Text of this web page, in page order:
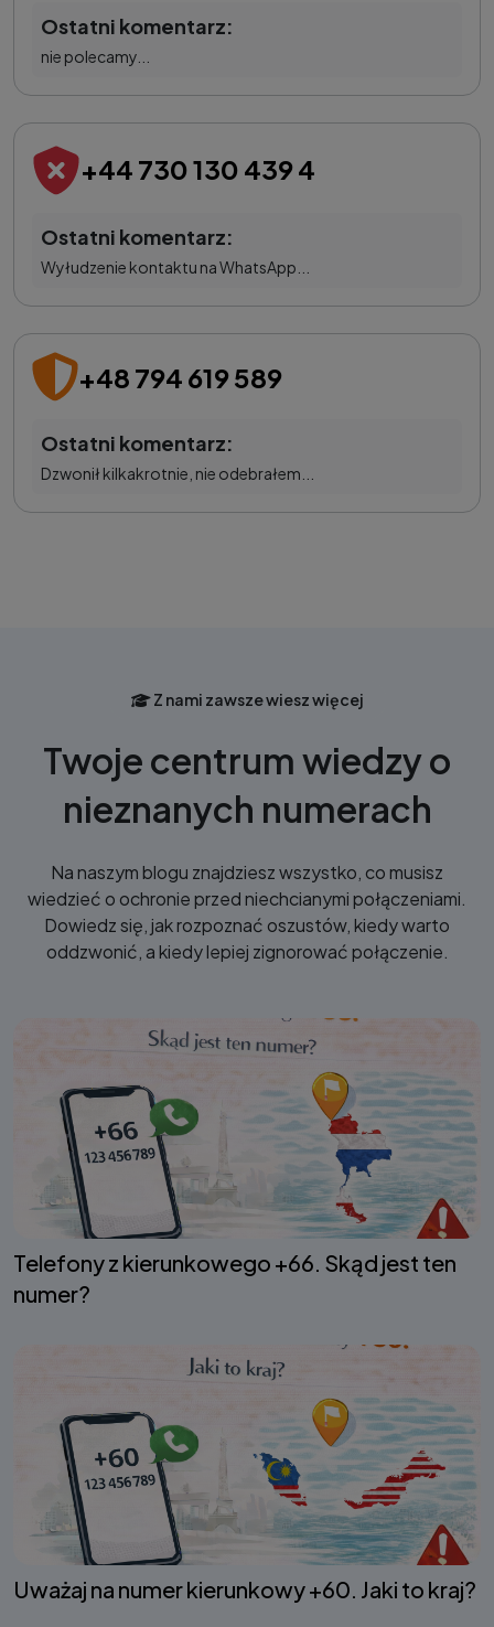
Ostatni komentarz:
nie polecamy...
+44 730 130 439 4
Ostatni komentarz:
Wyłudzenie kontaktu na WhatsApp...
+48 794 619 589
Ostatni komentarz:
Dzwonił kilkakrotnie, nie odebrałem...
Z nami zawsze wiesz więcej
Twoje centrum wiedzy o
nieznanych numerach
Na naszym blogu znajdziesz wszystko, co musisz
wiedzieć o ochronie przed niechcianymi połączeniami.
Dowiedz się, jak rozpoznać oszustów, kiedy warto
oddzwonić, a kiedy lepiej zignorować połączenie.
Telefony z kierunkowego +66. Skąd jest ten
numer?
Uważaj na numer kierunkowy +60. Jaki to kraj?